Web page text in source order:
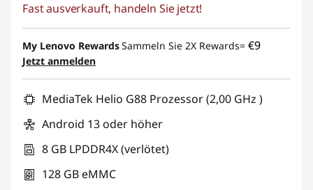
Fast ausverkauft, handeln Sie jetzt!
My Lenovo RewardsSammeln Sie 2X Rewards= €9
Jetzt anmelden
MediaTek Helio G88 Prozessor (2,00 GHz )
Android 13 oder höher
8 GB LPDDR4X (verlötet)
128 GB eMMC